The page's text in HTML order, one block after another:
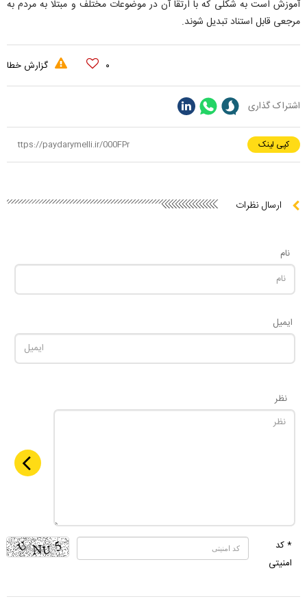
آموزش است به شکلی که با ارتقا آن در موضوعات مختلف و مبتلا به مردم به
مرجعی قابل استناد تبدیل شوند.
۰ گزارش خطا
اشتراک گذاری
کپی لینک
ارسال نظرات
نام
ایمیل
نظر
* کد
امنیتی